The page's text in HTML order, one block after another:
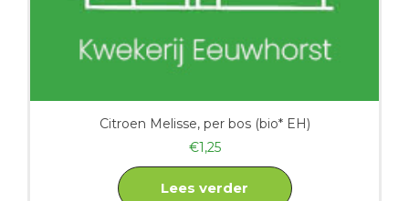
Citroen Melisse, per bos (bio* EH)
€1,25
Lees verder